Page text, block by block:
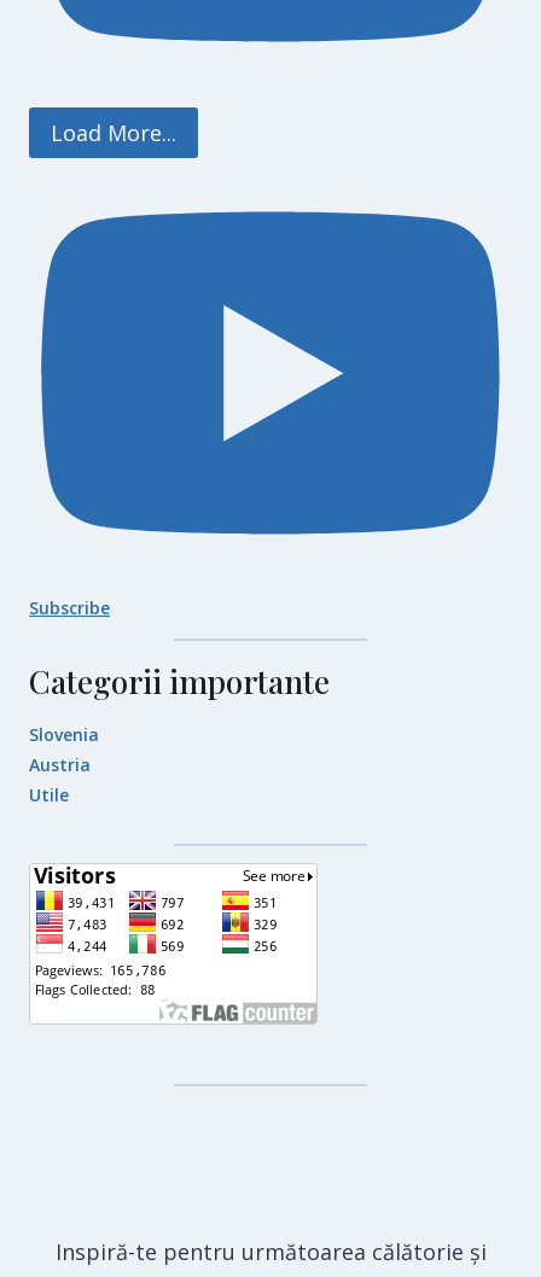
Load More...
Subscribe
Categorii importante
Slovenia
Austria
Utile
Inspiră-te pentru următoarea călătorie și